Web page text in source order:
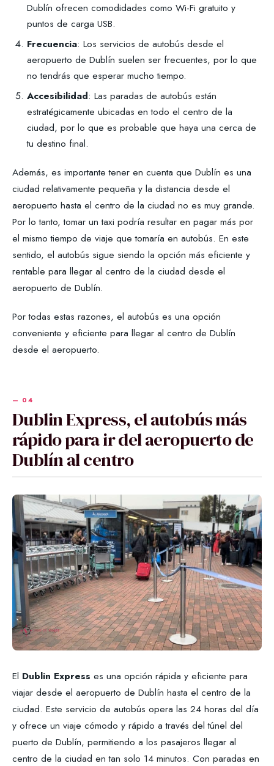
Dublín ofrecen comodidades como Wi-Fi gratuito y
puntos de carga USB.
Frecuencia: Los servicios de autobús desde el
aeropuerto de Dublín suelen ser frecuentes, por lo que
no tendrás que esperar mucho tiempo.
Accesibilidad: Las paradas de autobús están
estratégicamente ubicadas en todo el centro de la
ciudad, por lo que es probable que haya una cerca de
tu destino final.
Además, es importante tener en cuenta que Dublín es una
ciudad relativamente pequeña y la distancia desde el
aeropuerto hasta el centro de la ciudad no es muy grande.
Por lo tanto, tomar un taxi podría resultar en pagar más por
el mismo tiempo de viaje que tomaría en autobús. En este
sentido, el autobús sigue siendo la opción más eficiente y
rentable para llegar al centro de la ciudad desde el
aeropuerto de Dublín.
Por todas estas razones, el autobús es una opción
conveniente y eficiente para llegar al centro de Dublín
desde el aeropuerto.
Dublin Express, el autobús más
rápido para ir del aeropuerto de
Dublín al centro
El Dublin Express es una opción rápida y eficiente para
viajar desde el aeropuerto de Dublín hasta el centro de la
ciudad. Este servicio de autobús opera las 24 horas del día
y ofrece un viaje cómodo y rápido a través del túnel del
puerto de Dublín, permitiendo a los pasajeros llegar al
centro de la ciudad en tan solo 14 minutos. Con paradas en